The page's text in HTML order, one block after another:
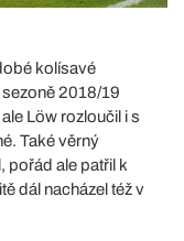
kolísavé
2018/19
Löw rozloučil i s
Také věrný
pořád ale patřil k
dál nacházel též v